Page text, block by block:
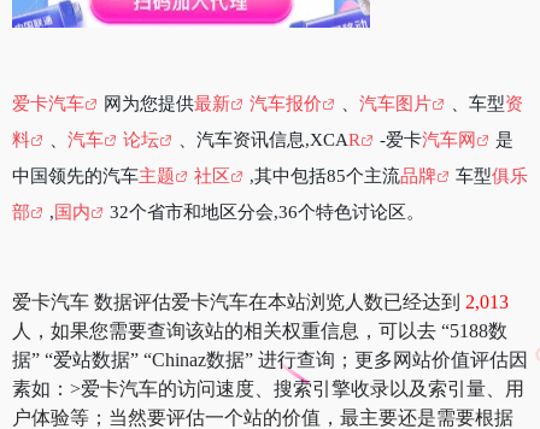
爱卡汽车 网为您提供最新 汽车报价 汽车图片 、车型资
料
汽车 论坛 、汽车资讯信息,XCAR -爱卡汽车网
是
中国领先的汽车主题 社区 ,其中包括85个主流品牌 车型俱乐
部
, 国内 32个省市和地区分会,36个特色讨论区。
爱卡汽车 数据评估爱卡汽车在本站浏览人数已经达到 2,013
人，如果您需要查询该站的相关权重信息，可以去 “5188数
据” “爱站数据” “Chinaz数据” 进行查询；更多网站价值评估因
素如：>爱卡汽车的访问速度、搜索引擎收录以及索引量、用
户体验等；当然要评估一个站的价值，最主要还是需要根据